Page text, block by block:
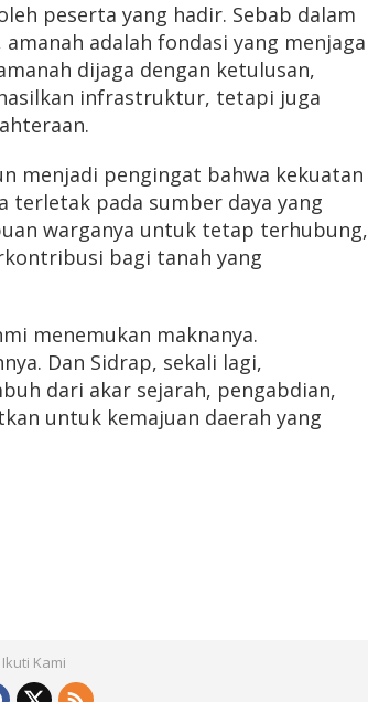
peserta yang hadir. Sebab dalam
adalah fondasi yang menjaga
dijaga dengan ketulusan,
infrastruktur, tetapi juga
menjadi pengingat bahwa kekuatan
terletak pada sumber daya yang
warganya untuk tetap terhubung,
bagi tanah yang
menemukan maknanya.
Dan Sidrap, sekali lagi,
dari akar sejarah, pengabdian,
untuk kemajuan daerah yang
Ikuti Kami